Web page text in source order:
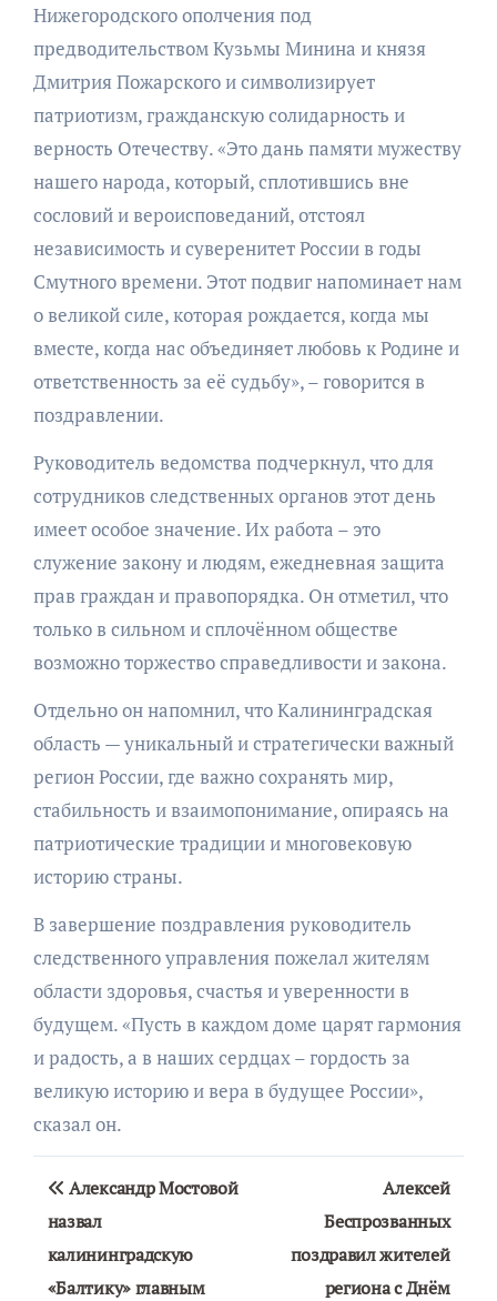
Нижегородского ополчения под
предводительством Кузьмы Минина и князя
Дмитрия Пожарского и символизирует
патриотизм, гражданскую солидарность и
верность Отечеству. «Это дань памяти мужеству
нашего народа, который, сплотившись вне
сословий и вероисповеданий, отстоял
независимость и суверенитет России в годы
Смутного времени. Этот подвиг напоминает нам
о великой силе, которая рождается, когда мы
вместе, когда нас объединяет любовь к Родине и
ответственность за её судьбу», – говорится в
поздравлении.
Руководитель ведомства подчеркнул, что для
сотрудников следственных органов этот день
имеет особое значение. Их работа – это
служение закону и людям, ежедневная защита
прав граждан и правопорядка. Он отметил, что
только в сильном и сплочённом обществе
возможно торжество справедливости и закона.
Отдельно он напомнил, что Калининградская
область — уникальный и стратегически важный
регион России, где важно сохранять мир,
стабильность и взаимопонимание, опираясь на
патриотические традиции и многовековую
историю страны.
В завершение поздравления руководитель
следственного управления пожелал жителям
области здоровья, счастья и уверенности в
будущем. «Пусть в каждом доме царят гармония
и радость, а в наших сердцах – гордость за
великую историю и вера в будущее России»,
сказал он.
Навигация
по
записям
Александр Мостовой
назвал
калининградскую
«Балтику» главным
Алексей
Беспрозванных
поздравил жителей
региона с Днём